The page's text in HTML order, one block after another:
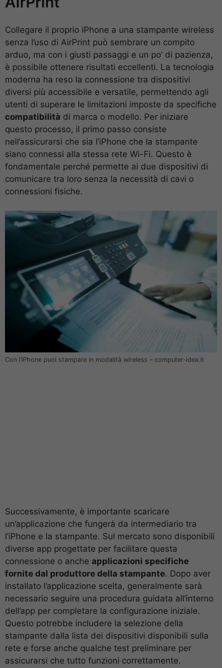
Collegare il proprio iPhone a una stampante wireless
senza l’uso di AirPrint può sembrare un compito
arduo, ma con i giusti passaggi e un po’ di pazienza,
è possibile ottenere risultati eccellenti. La tecnologia
moderna ha reso la connessione tra dispositivi
diversi più accessibile e versatile, permettendo agli
utenti di superare le limitazioni imposte da specifiche
compatibilità di marca o modello. Per iniziare
questo processo, il primo passo consiste
nell’assicurarsi che sia l’iPhone che la stampante
siano connessi alla stessa rete Wi-Fi. Questo è
fondamentale perché permette ai due dispositivi di
comunicare tra loro senza la necessità di cavi o
connessioni fisiche.
Con l’iPhone puoi stampare in modalità wireless – computer-idea.it
Successivamente, è importante scaricare
un’applicazione che fungerà da intermediario tra
l’iPhone e la stampante. Sul mercato sono disponibili
diverse app progettate per facilitare questa
connessione o anche applicazioni specifiche
fornite dal produttore della stampante. Dopo aver
installato l’applicazione scelta, generalmente sarà
necessario seguire una procedura guidata all’interno
dell’app per completare la configurazione iniziale.
Questo potrebbe includere la selezione della
stampante dalla lista dei dispositivi disponibili sulla
rete e forse anche qualche test preliminare per
assicurarsi che tutto funzioni correttamente.